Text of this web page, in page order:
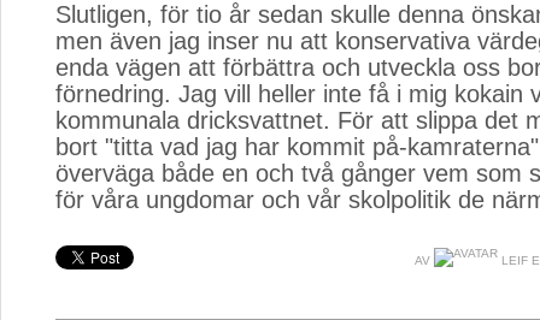
Slutligen, för tio år sedan skulle denna
men även jag inser nu att konservativa
enda vägen att förbättra och utveckla oss
förnedring. Jag vill heller inte få i mig kokain
kommunala dricksvattnet. För att slippa det
bort "titta vad jag har kommit på-
överväga både en och två gånger vem som
för våra ungdomar och vår skolpolitik de
AV LEIF